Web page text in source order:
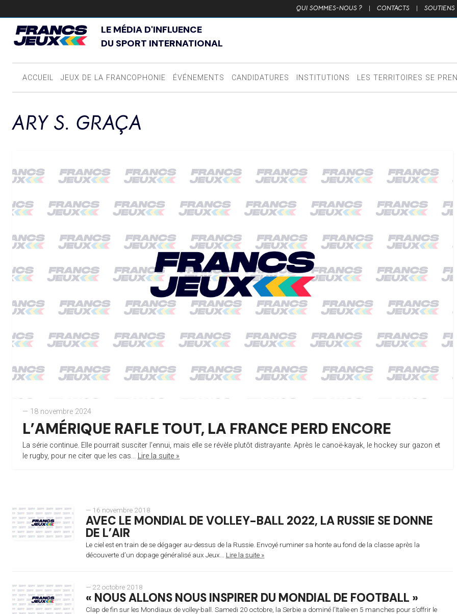
QUI SOMMES-NOUS ? | CONTACTS | SOUTIENS
LE MÉDIA D'INFLUENCE
DU SPORT INTERNATIONAL
ACCUEIL JEUX DE LA FRANCOPHONIE ÉVÉNEMENTS CANDIDATURES INSTITUTIONS LES TERRITOIRES SE
ARY S. GRAÇA
— 18 novembre 2024
L’AMÉRIQUE RAFLE TOUT, LA FRANCE PERD ENCORE
La série continue. Elle pourrait susciter l’ennui, mais elle se révèle plutôt distrayante. Après le canoë-kayak, le hockey sur gazon et
le rugby, pour ne citer que les cas... Lire la suite »
— 16 novembre 2018
AVEC LE MONDIAL DE VOLLEY-BALL 2022, LA RUSSIE SE DONNE
DE L’AIR
Le ciel est en train de se dégager au-dessus de la Russie. Envoyé ruminer sa honte au fond de la classe après la
découverte d’un dopage généralisé aux Jeux... Lire la suite »
— 22 octobre 2018
« NOUS ALLONS NOUS INSPIRER DU MONDIAL DE FOOTBALL »
Clap de fin sur les Mondiaux de volley-ball. Samedi 20 octobre, la Serbie a dominé l’Italie en 5 manches pour s’offrir le